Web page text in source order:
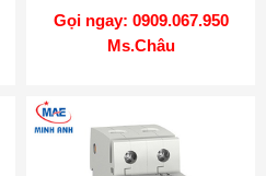
Gọi ngay: 0909.067.950
Ms.Châu